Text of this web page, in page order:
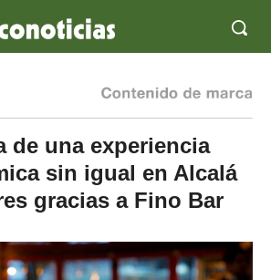
de una experiencia
sin igual en Alcalá
gracias a Fino Bar